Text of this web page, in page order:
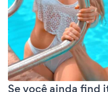
Se você ainda find